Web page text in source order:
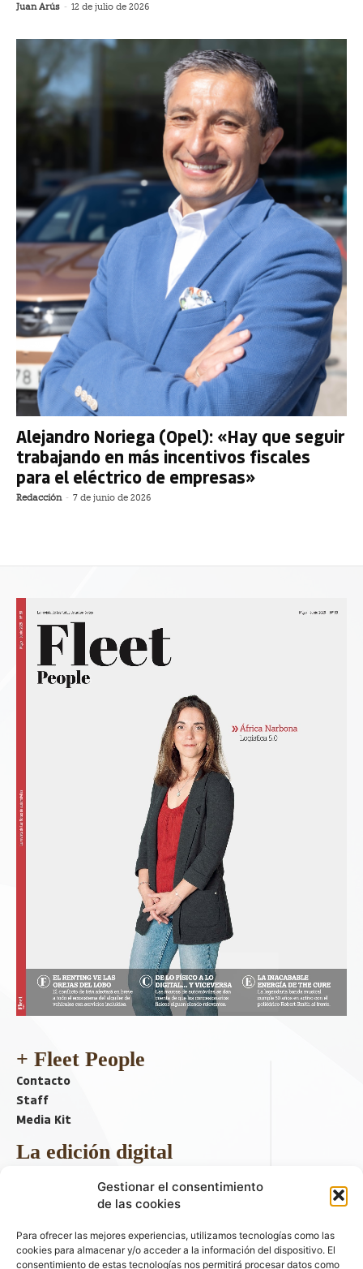
Gestionar el consentimiento
de las cookies
Para ofrecer las mejores experiencias, utilizamos tecnologías como las
cookies para almacenar y/o acceder a la información del dispositivo. El
consentimiento de estas tecnologías nos permitirá procesar datos como
Juan Arús - 12 de julio de 2026
Alejandro Noriega (Opel): «Hay que seguir
trabajando en más incentivos fiscales
para el eléctrico de empresas»
Redacción - 7 de junio de 2026
+ Fleet People
Contacto
Staff
Media Kit
La edición digital
Descargar último ejemplar
ir a hemeroteca
+ Contenido en redes sociales